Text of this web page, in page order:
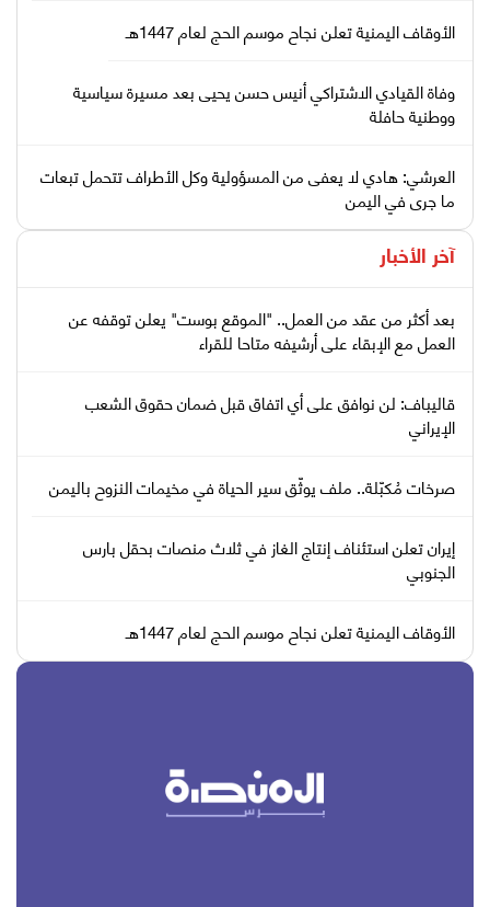
الأوقاف اليمنية تعلن نجاح موسم الحج لعام 1447هـ
وفاة القيادي الاشتراكي أنيس حسن يحيى بعد مسيرة سياسية
ووطنية حافلة
العرشي: هادي لا يعفى من المسؤولية وكل الأطراف تتحمل تبعات
ما جرى في اليمن
آخر الأخبار
بعد أكثر من عقد من العمل.. "الموقع بوست" يعلن توقفه عن
العمل مع الإبقاء على أرشيفه متاحا للقراء
قاليباف: لن نوافق على أي اتفاق قبل ضمان حقوق الشعب
الإيراني
صرخات مُكبّلة.. ملف يوثّق سير الحياة في مخيمات النزوح باليمن
إيران تعلن استئناف إنتاج الغاز في ثلاث منصات بحقل بارس
الجنوبي
الأوقاف اليمنية تعلن نجاح موسم الحج لعام 1447هـ